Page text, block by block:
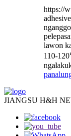
https://
lawon
110-
JIANGSU H&H